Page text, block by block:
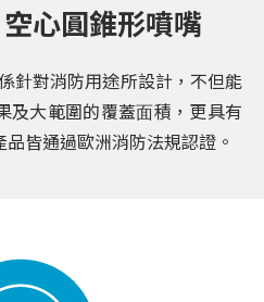
⼼圓錐形噴嘴
針對消防⽤途所設計，不但能
及⼤範圍的覆蓋⾯積，更具有
皆通過歐洲消防法規認證。